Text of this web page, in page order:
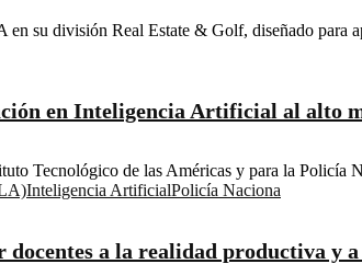
en su división Real Estate & Golf, diseñado para
en Inteligencia Artificial al alto
Tecnológico de las Américas y para la
Inteligencia ArtificialPolicía Naciona
docentes a la realidad productiva y